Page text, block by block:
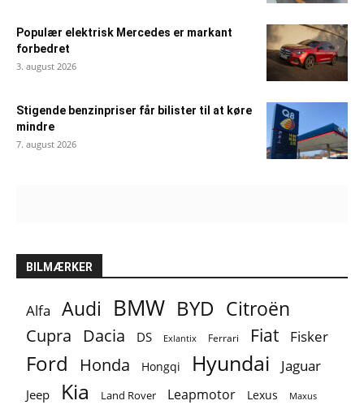
Populær elektrisk Mercedes er markant
forbedret
3. august 2026
Stigende benzinpriser får bilister til at køre
mindre
7. august 2026
BILMÆRKER
Alfa Audi BMW BYD Citroën
Cupra Dacia DS Exlantix Ferrari Fiat Fisker
Ford Honda Hongqi Hyundai Jaguar
Jeep Kia Land Rover Leapmotor Lexus Maxus